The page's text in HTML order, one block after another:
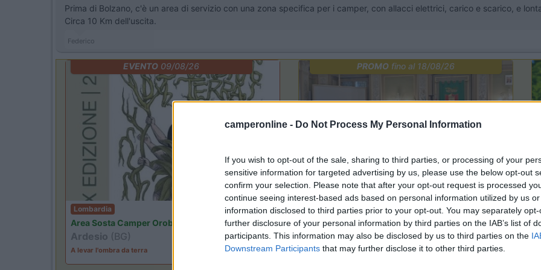
camperonline - Do Not Process My Personal Information
If you wish to opt-out of the sale, sharing to third parties, or processing of your
sensitive information for targeted advertising by us, please use the below opt-out
confirm your selection. Please note that after your opt-out request is processed
continue seeing interest-based ads based on personal information utilized by us
information disclosed to third parties prior to your opt-out. You may separately
further disclosure of your personal information by third parties on the IAB’s list of
participants. This information may also be disclosed by us to third parties on the
Downstream Participants that may further disclose it to other third parties.
Prima di Bolzano, c'è un area di servizio con una zona specifica per i camper, con allacci elettrici, carico e scarico, e
Circa 10 Km dell'uscita.
Federico
EVENTO 09/08/26
Lombardia
Area Sosta Camper Orobie
Ardesio (BG)
A levar l'ombra da terra
PROMOfino al 18/08/26
Lombardia
Area Sosta Camper Orobie
Ardesio(BG)
Sacrae Scenae - Ardesio film festival